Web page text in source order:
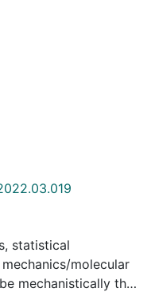
statistical
molecular
mechanistically the